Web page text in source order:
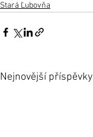
Stará Ľubovňa
Nejnovější příspěvky